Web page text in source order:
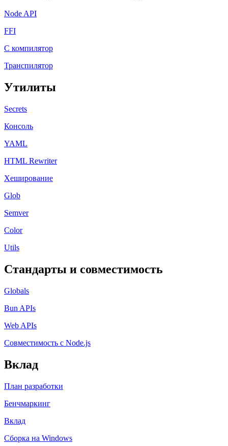
Node API
FFI
C компилятор
Транспилятор
Утилиты
Secrets
Консоль
YAML
HTML Rewriter
Хеширование
Glob
Semver
Color
Utils
Стандарты и совместимость
Globals
Bun APIs
Web APIs
Совместимость с Node.js
Вклад
План разработки
Бенчмаркинг
Вклад
Сборка на Windows